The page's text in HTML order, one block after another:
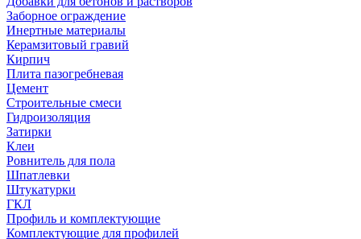
Заборное ограждение
Инертные материалы
Керамзитовый гравий
Кирпич
Плита пазогребневая
Цемент
Строительные смеси
Гидроизоляция
Затирки
Клеи
Ровнитель для пола
Шпатлевки
Штукатурки
ГКЛ
Профиль и комплектующие
Комплектующие для профилей